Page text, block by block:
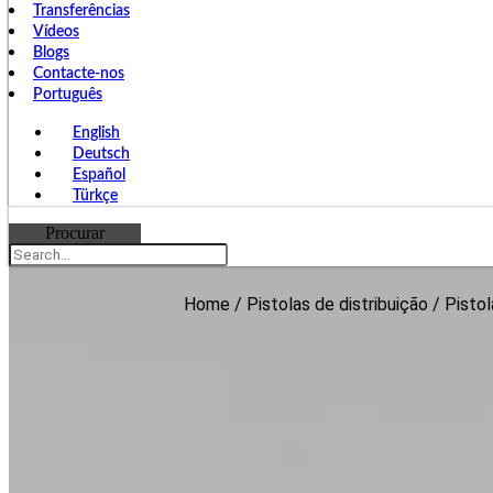
Transferências
Vídeos
Blogs
Contacte-nos
Português
English
Deutsch
Español
Türkçe
Procurar
Home / Pistolas de distribuição /